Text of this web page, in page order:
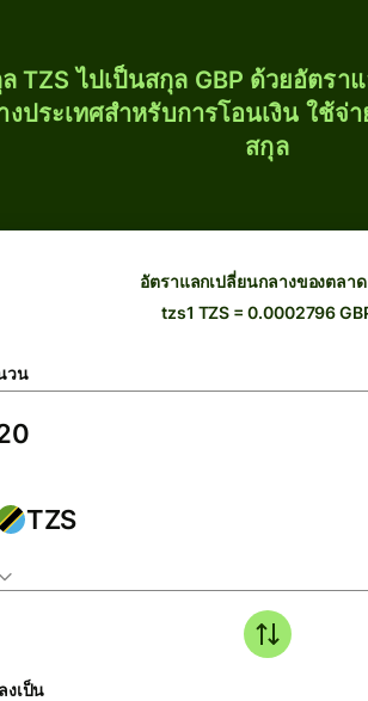
TZS ไปเป็นสกุล GBP ด้วยอัตรา
ประเทศสำหรับการโอนเงิน ใช้จ่
สกุล
อัตราแลกเปลี่ยนกลางของตลาด
tzs1 TZS = 0.0002796
วน
TZS
งเป็น